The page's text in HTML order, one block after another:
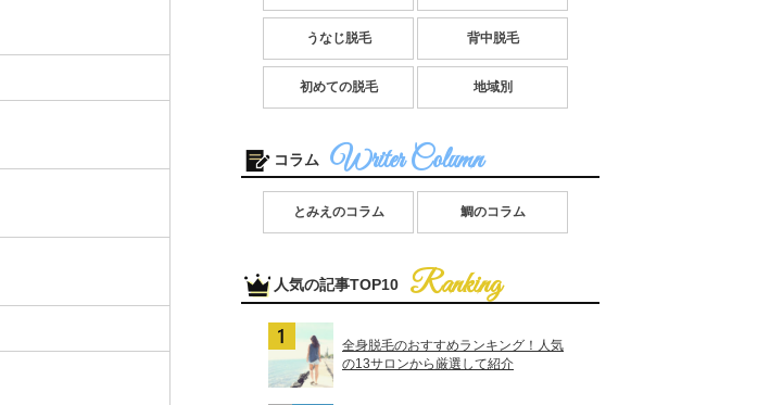
うなじ脱毛 背中脱毛
初めての脱毛 地域別
コラム
とみえのコラム 鯛のコラム
人気の記事TOP10
全身脱毛のおすすめランキング！人気
の13サロンから厳選して紹介